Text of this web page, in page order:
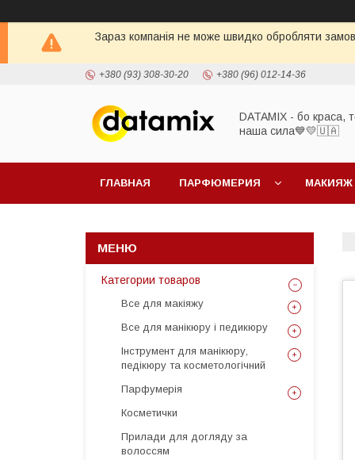
Зараз компанія не може швидко обробляти
+380 (93) 308-30-20 +380 (96) 012-14-36
DATAMIX - бо краcа,
наша сила​💙💛🇺🇦​
ГЛАВНАЯ ПАРФЮМЕРИЯ МАКИЯЖ
Категории товаров
Все для макіяжу
Все для манікюру і педикюру
Інструмент для манікюру,
педікюру та косметологічний
Парфумерія
Косметички
Прилади для догляду за
волоссям